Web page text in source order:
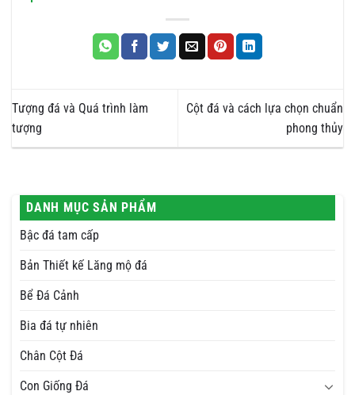
Tượng đá và Quá trình làm
tượng
Cột đá và cách lựa chọn chuẩn
phong thủy
DANH MỤC SẢN PHẨM
Bậc đá tam cấp
Bản Thiết kế Lăng mộ đá
Bể Đá Cảnh
Bia đá tự nhiên
Chân Cột Đá
Con Giống Đá